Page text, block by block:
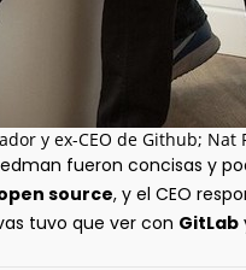
y ex-CEO de Github; Nat
fueron concisas y
source, y el CEO
tuvo que ver con GitLab